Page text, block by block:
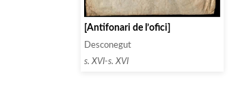
[Antifonari de l’ofici]
Desconegut
s. XVI-s. XVI